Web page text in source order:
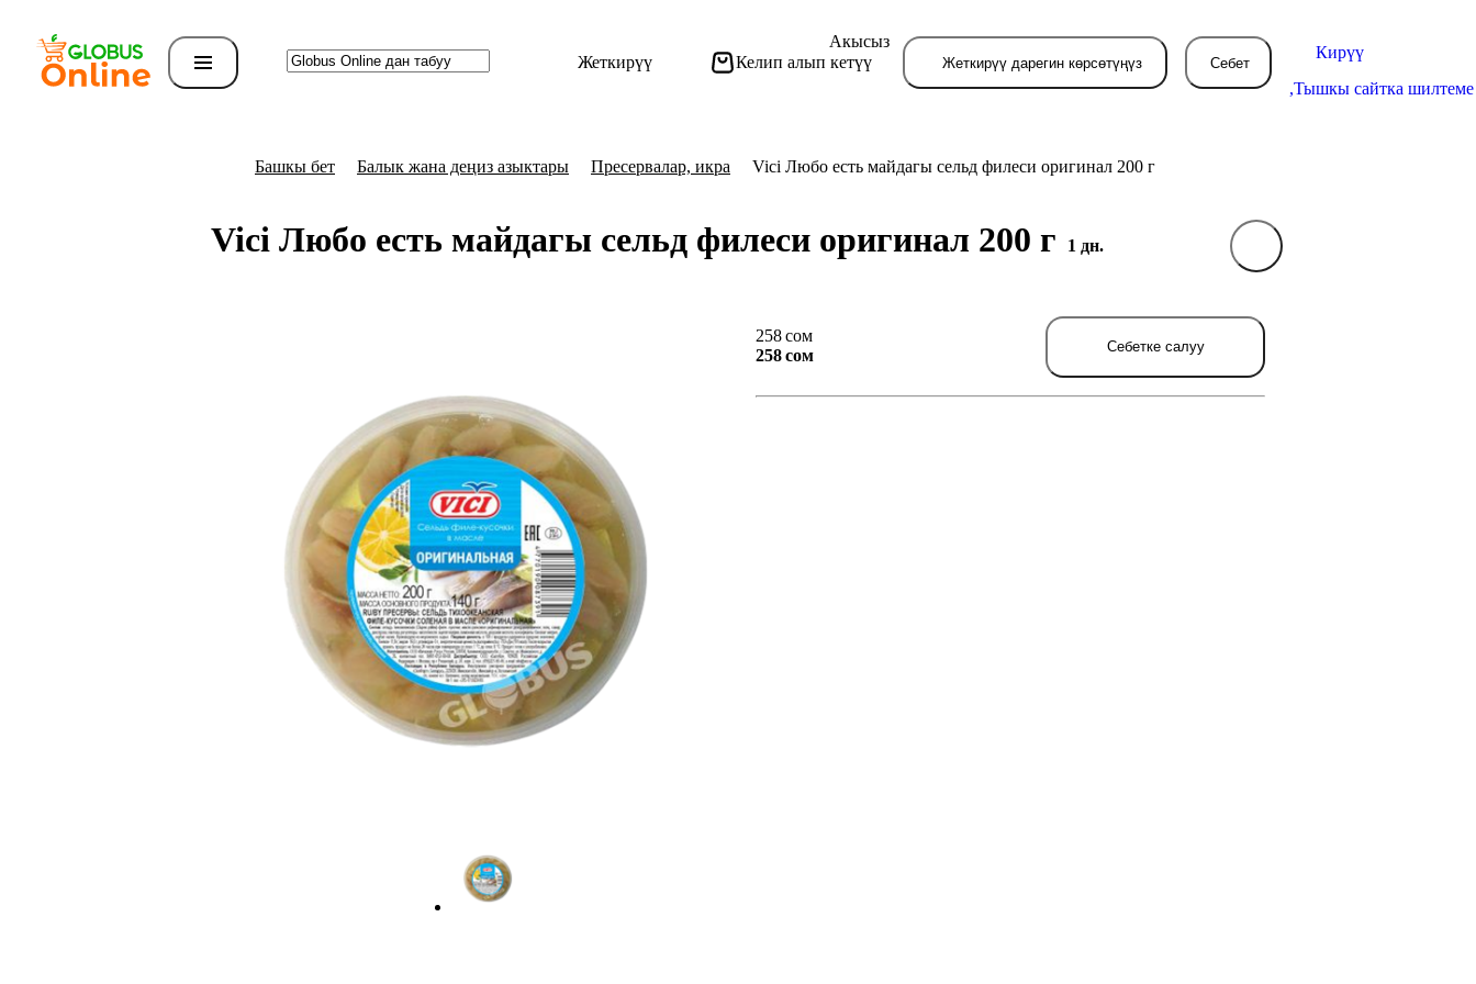
Жеткирүү Келип алып кетүү
Акысыз
Жеткирүү дарегин көрсөтүңүз Себет
Кирүү
,Тышкы сайтка шилтеме
Башкы бет Балык жана деңиз азыктары Пресервалар, икра Vici Любо есть майдагы сельд филеси оригинал 200 г
Vici Любо есть майдагы сельд филеси оригинал 200 г 1 дн.
258 сом
258 сом
Себетке салуу
Себетиңиз азырынча
Бул жерде сиз буйрутма берген
товарлар пайда болот.